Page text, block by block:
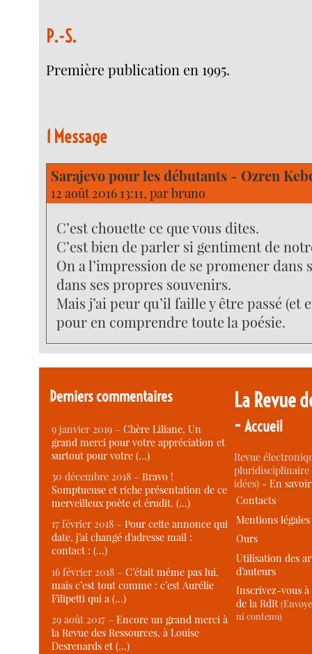
P.-S.
Première publication en 1995.
1 Message
Sarajevo pour les débutants - Ozren
12 août 2016 13:11, parbruno
C’est chouette ce que vous dites.
C’est bien de parler si gentiment de
On a l’impression de se promener dans
dans ses propres souvenirs.
Mais j’ai peur qu’il faille y être passé (et
pour en comprendre toute la poésie.
Derniers commentaires
9 janvier 2019 –Chère Liliane, Un
grand merci pour votre appréciation et
surtout pour votre (…)
30 décembre 2018 –Bravo !
Somptueuse et riche présentation de ce
merveilleux poète et érudit. (…)
17 février 2018 –Pour cette annonce qui
date, j’ai changé d’adresse mail :
contact : (…)
16 février 2018 –C’était même pas lui,
mais c’est tout comme : c’est Aurélie
Filipetti qui a (…)
29 août 2017 –Encore un grand merci à
la Revue des Ressources, à Louise
Desrenards et (…)
La Revue
-Accueil
Revue
idées) -En
Contacts
Mentions légales
Ours
Utilisation des
d’auteurs
Inscrivez-vous
de la RdR
ni contenu)